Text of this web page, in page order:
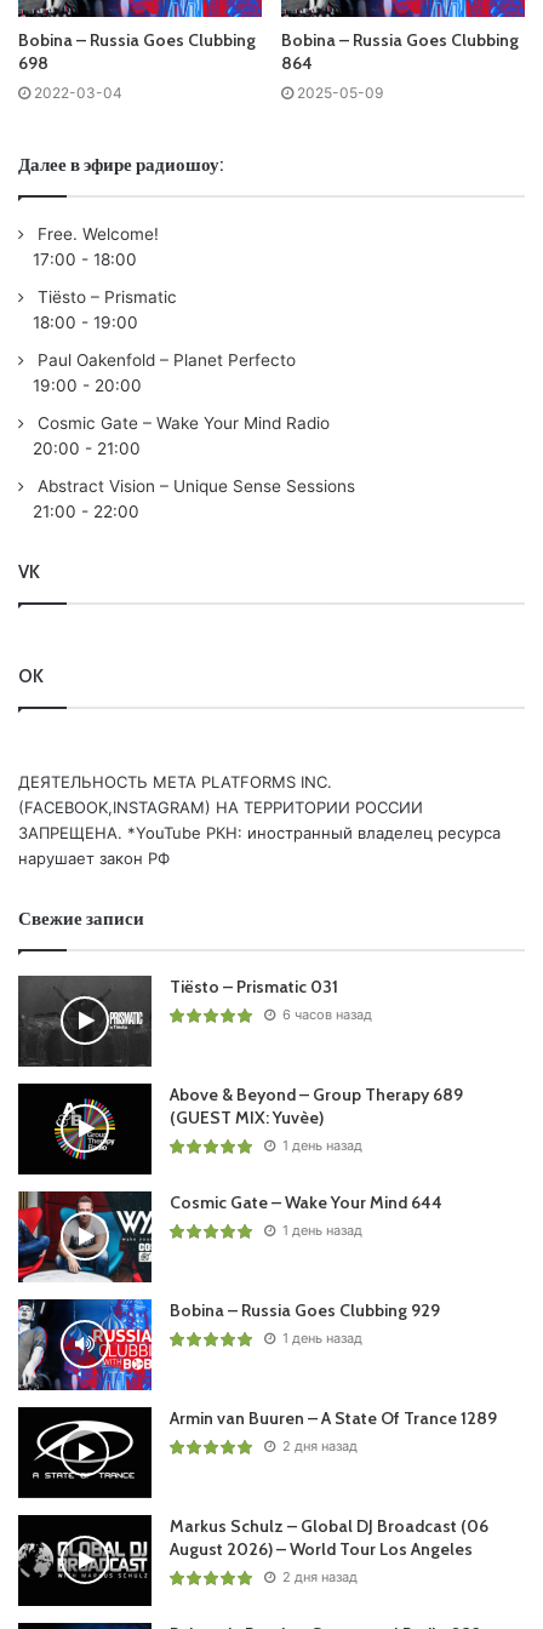
03. /CLUBBERS CHOICE/
Ferry Corsten
Remix) /FLASHOVER/
Mix) /RNM/
06.Cosmic Gate
08.Abstract Vision
09. HamzeH – Arcade /INTERPLAY/
/COLDHARBOUR/
12.Armin van Buuren& Avalan – Should I Wait (
13. /CLASSIQUE/ Sunlounger ft. Zara – Lost (Aly & Fila
Понравился выпуск?
Bobina – Russia Goes Clubbing
698
2022-03-04
Bobina – Russia Goes Clubbing
864
2025-05-09
Далее в эфире радиошоу:
Free. Welcome!
17:00 - 18:00
Tiësto – Prismatic
18:00 - 19:00
Paul Oakenfold – Planet Perfecto
19:00 - 20:00
Cosmic Gate – Wake Your Mind Radio
20:00 - 21:00
Abstract Vision – Unique Sense Sessions
21:00 - 22:00
VK
OK
ДЕЯТЕЛЬНОСТЬ МЕТА PLATFORMS INC.
(FACEBOOK,INSTAGRAM) НА ТЕРРИТОРИИ РОССИИ
ЗАПРЕЩЕНА. *YouTube РКН: иностранный владелец ресурса
нарушает закон РФ
Свежие записи
Tiësto – Prismatic 031
6 часов назад
Above & Beyond – Group Therapy 689
(GUEST MIX: Yuvèe)
1 день назад
Cosmic Gate – Wake Your Mind 644
1 день назад
Bobina – Russia Goes Clubbing 929
1 день назад
Armin van Buuren – A State Of Trance 1289
2 дня назад
Markus Schulz – Global DJ Broadcast (06
August 2026) – World Tour Los Angeles
2 дня назад